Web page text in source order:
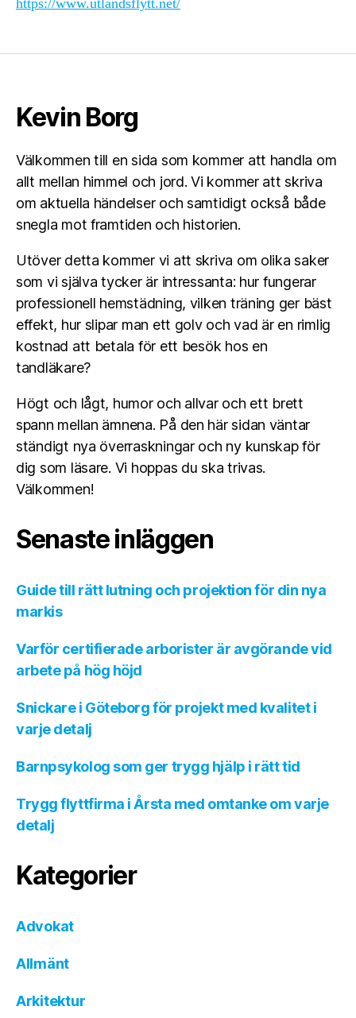
https://www.utlandsflytt.net/
Kevin Borg
Välkommen till en sida som kommer att handla om
allt mellan himmel och jord. Vi kommer att skriva
om aktuella händelser och samtidigt också både
snegla mot framtiden och historien.
Utöver detta kommer vi att skriva om olika saker
som vi själva tycker är intressanta: hur fungerar
professionell hemstädning, vilken träning ger bäst
effekt, hur slipar man ett golv och vad är en rimlig
kostnad att betala för ett besök hos en
tandläkare?
Högt och lågt, humor och allvar och ett brett
spann mellan ämnena. På den här sidan väntar
ständigt nya överraskningar och ny kunskap för
dig som läsare. Vi hoppas du ska trivas.
Välkommen!
Senaste inläggen
Guide till rätt lutning och projektion för din nya
markis
Varför certifierade arborister är avgörande vid
arbete på hög höjd
Snickare i Göteborg för projekt med kvalitet i
varje detalj
Barnpsykolog som ger trygg hjälp i rätt tid
Trygg flyttfirma i Årsta med omtanke om varje
detalj
Kategorier
Advokat
Allmänt
Arkitektur